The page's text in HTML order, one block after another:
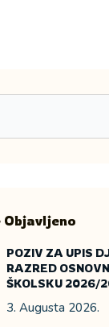
POZIV ZA UPIS
RAZRED
ŠKOLSKU 2026/
3. Augusta 2026.